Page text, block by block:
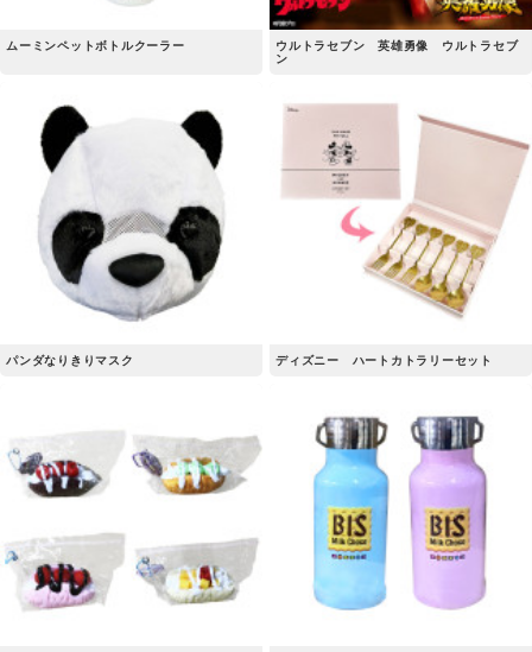
ムーミンペットボトルクーラー
ウルトラセブン 英雄勇像 ウルトラセブ
ン
パンダなりきりマスク ディズニー ハートカトラリーセット